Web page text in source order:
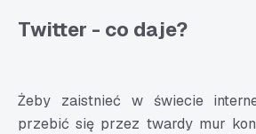
Twitter - co daje?
Żeby zaistnieć w świecie
przebić się przez twardy mur